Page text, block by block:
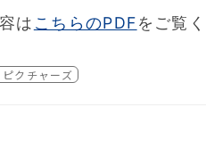
は こちらのPDFをご覧
クチャーズ